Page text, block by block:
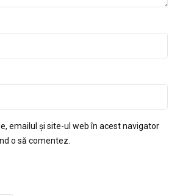
emailul și site-ul web în acest navigator
o să comentez.